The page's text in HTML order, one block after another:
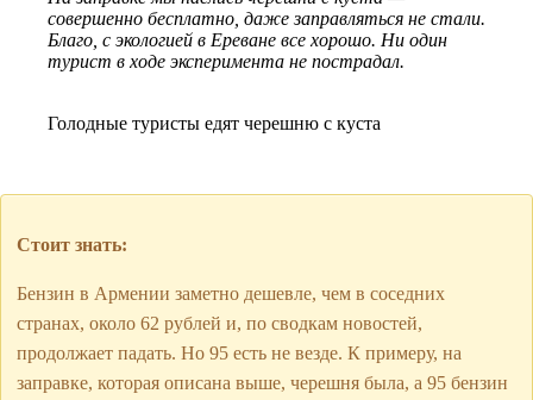
совершенно бесплатно, даже заправляться не стали.
Благо, с экологией в Ереване все хорошо. Ни один
турист в ходе эксперимента не пострадал.
Голодные туристы едят черешню с куста
Стоит знать:
Бензин в Армении заметно дешевле, чем в соседних
странах, около 62 рублей и, по сводкам новостей,
продолжает падать. Но 95 есть не везде. К примеру, на
заправке, которая описана выше, черешня была, а 95 бензин